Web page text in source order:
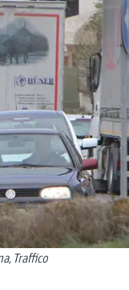
Traffico